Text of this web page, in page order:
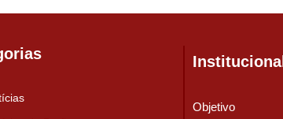
Institucional
Objetivo